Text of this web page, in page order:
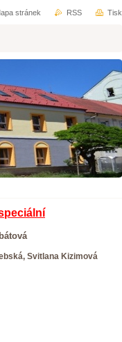
Svitlana Kizimová
stránek RSS Tisk